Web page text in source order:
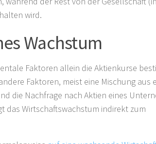
wird.
Wachstum
Faktoren allein die Aktienkurse
Faktoren, meist eine Mischung aus
die Nachfrage nach Aktien eines
das Wirtschaftswachstum indirekt zum